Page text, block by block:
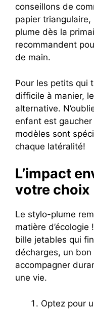
conseillons de
papier
plume dès la
recommandent
de main.
Pour les petits qui
difficile à manier,
alternative.
enfant est
modèles sont
chaque latéralité!
L’impact
votre choix
Le stylo-plume
matière
bille jetables qui
décharges, un
accompagner
une vie.
Optez pour